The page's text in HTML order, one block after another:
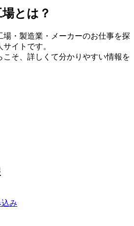
とは？
場・製造業・メーカーのお仕事を探
イトです。
こそ、詳しくて分かりやすい情報を
み